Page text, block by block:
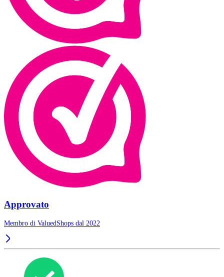
Approvato
Membro di ValuedShops dal 2022